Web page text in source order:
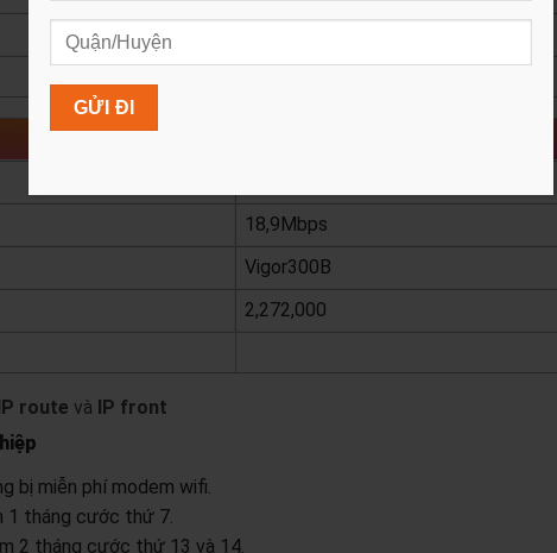
18,9Mbps
Vigor300B
2,272,000
IP route và
IP front
bị miễn phí modem wifi.
1 tháng cước thứ 7.
2 tháng cước thứ 13 và 14.